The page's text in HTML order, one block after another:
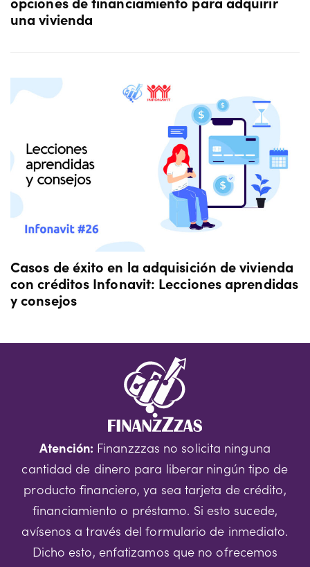
una vivienda
Casos de éxito en la adquisición de vivienda
con créditos Infonavit: Lecciones aprendidas
y consejos
Atención: Finanzzzas no solicita ninguna
cantidad de dinero para liberar ningún tipo de
producto financiero, ya sea tarjeta de crédito,
financiamiento o préstamo. Si esto sucede,
avísenos a través del formulario de inmediato.
Dicho esto, enfatizamos que no ofrecemos